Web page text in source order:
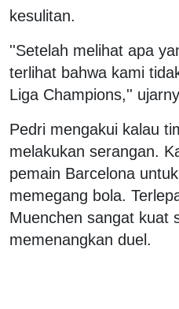
kesulitan.
''Setelah melihat apa
terlihat bahwa kami
Liga Champions,''
Pedri mengakui kalau
melakukan serangan.
pemain Barcelona
memegang bola.
Muenchen sangat kuat
memenangkan duel.